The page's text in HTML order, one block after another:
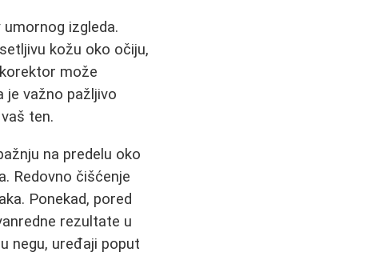
izgleda.
kožu oko očiju,
može
je važno pažljivo
ten.
na predelu oko
Redovno čišćenje
Ponekad, pored
rezultate u
negu, uređaji poput